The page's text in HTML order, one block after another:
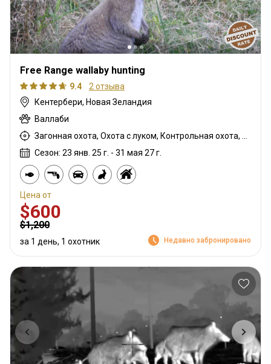
Free Range wallaby hunting
9.4
2 отзыва
Кентербери, Новая Зеландия
Валлаби
Сезон: 23 янв. 25 г. - 31 мая 27 г.
Цена от
$600
$1,200
за 1 день, 1 охотник Недавно забронировано